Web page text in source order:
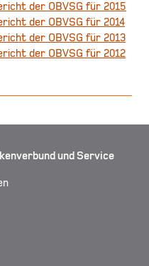
der OBVSG für 2015
der OBVSG für 2014
der OBVSG für 2013
der OBVSG für 2012
und Service